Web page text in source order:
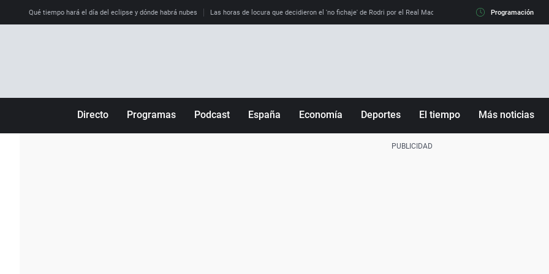
Qué tiempo hará el día del eclipse y dónde habrá nubes Las horas de locura que decidieron el 'no fichaje' de Rodri por el Real Madrid y su 'sí' al Barça La llamada
Programación
Directo Programas Podcast España Economía Deportes El tiempo Más noticias